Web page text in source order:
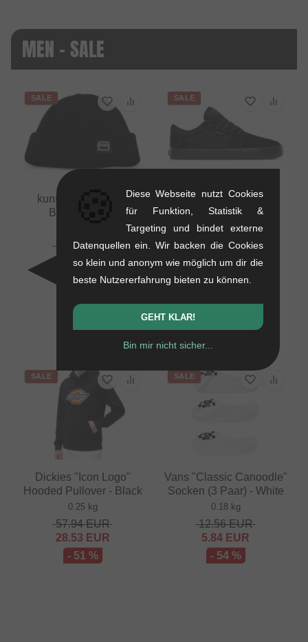
MEN - SALE
SALE
kunstform "Badge"
Beanie Mütze
16.76EUR
10.88 EUR
- 35 %
SALE
Schuhe -
Black/Black/Black
1.1 kg
- 41 %
SALE
Dickies "Icon Logo"
Hooded Pullover - Black
0.25 kg
57.94EUR
28.53 EUR
- 51 %
SALE
Vans "Classic Canoodle"
Socken (3 Paar) - White
0.18 kg
12.56EUR
5.84 EUR
- 54 %
Diese Webseite nutzt Cookies
für Funktion, Statistik &
Targeting und bindet externe
Datenquellen ein. Wir backen die Cookies
so klein und anonym wie möglich um dir die
beste Nutzererfahrung bieten zu können.
GEHT KLAR!
Bin mir nicht sicher...